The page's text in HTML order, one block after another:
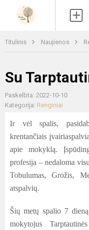
Titulinis Naujienos
Su
Paskelbta: 2022-10-10
Kategorija: Renginiai
Ir vėl spalis,
krentančiais
apie mokyklą.
profesija – nedaloma
Tobulumas, Grožis,
atspalvių.
Šių metų spalio 7
mokytojus